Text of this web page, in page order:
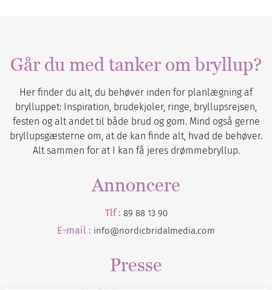
Går du med tanker om bryllup?
Her finder du alt, du behøver inden for planlægning af
brylluppet: Inspiration, brudekjoler, ringe, bryllupsrejsen,
festen og alt andet til både brud og gom. Mind også gerne
bryllupsgæsterne om, at de kan finde alt, hvad de behøver.
Alt sammen for at I kan få jeres drømmebryllup.
Annoncere
Tlf : 89 88 13 90
E-mail : info@nordicbridalmedia.com
Presse